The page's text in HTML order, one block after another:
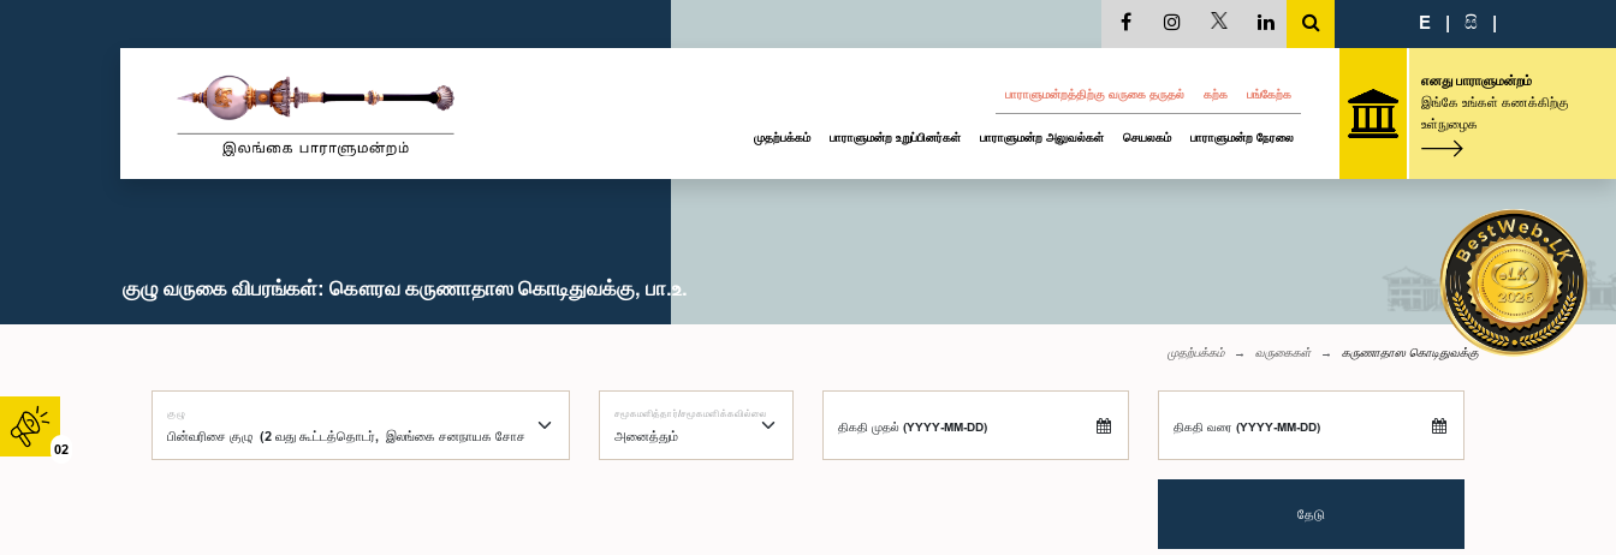
02
E | සි |
பாராளுமன்றத்திற்கு வருகை தருதல் கற்க பங்கேற்க
முதற்பக்கம் பாராளுமன்ற உறுப்பினர்கள் பாராளுமன்ற அலுவல்கள் செயலகம் பாராளுமன்ற நேரலை
எனது பாராளுமன்றம்
இங்கே உங்கள் கணக்கிற்கு
உள்நுழைக
குழு வருகை விபரங்கள்: கௌரவ கருணாதாஸ கொடிதுவக்கு, பா.உ.
முதற்பக்கம் வருகைகள் கருணாதாஸ கொடிதுவக்கு
குழு சமூகமளித்தார்/சமூகமளிக்கவில்லை
திகதி முதல் (YYYY-MM-DD) திகதி வரை (YYYY-MM-DD)
தேடு